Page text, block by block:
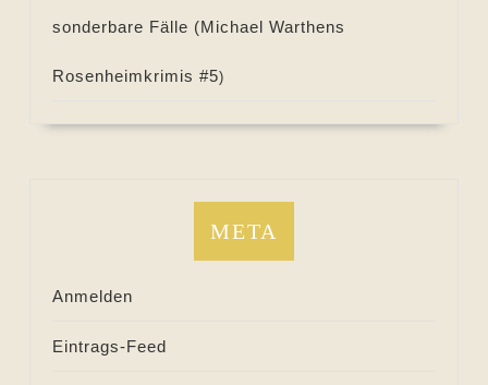
sonderbare Fälle (Michael Warthens
Rosenheimkrimis #5)
META
Anmelden
Eintrags-Feed